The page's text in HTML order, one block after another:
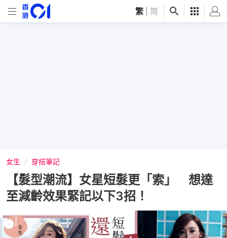
繁 简
女生 穿搭筆記
【髮型潮流】女星短髮更「索」 想達
至減齡效果緊記以下3招！